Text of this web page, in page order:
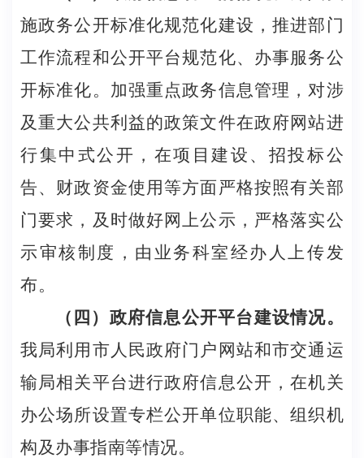
施政务公开标准化规范化建设，推进部门
工作流程和公开平台规范化、办事服务公
开标准化。加强重点政务信息管理，对涉
及重大公共利益的政策文件在政府网站进
行集中式公开，在项目建设、招投标公
告、财政资金使用等方面严格按照有关部
门要求，及时做好网上公示，严格落实公
示审核制度，由业务科室经办人上传发
布。
（四）政府信息公开平台建设情况。
我局利用市人民政府门户网站和市交通运
输局相关平台进行政府信息公开，在机关
办公场所设置专栏公开单位职能、组织机
构及办事指南等情况。